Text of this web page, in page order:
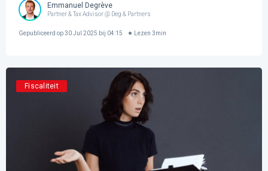
Emmanuel Degrève
Partner & Tax Advisor @ Deg & Partners
Gepubliceerd op30 Jul 2025 bij 04:15 Lezen 3min
Fiscaliteit